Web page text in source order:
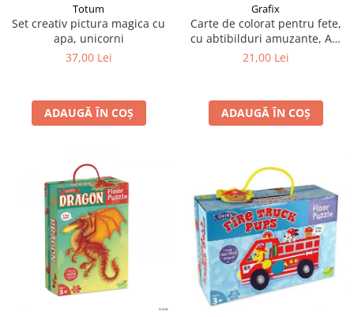
Totum
Set creativ pictura magica cu
apa, unicorni
37,00 Lei
ADAUGĂ ÎN COȘ
Grafix
Carte de colorat pentru fete,
cu abtibilduri amuzante, A4,
24 pagini
21,00 Lei
ADAUGĂ ÎN COȘ